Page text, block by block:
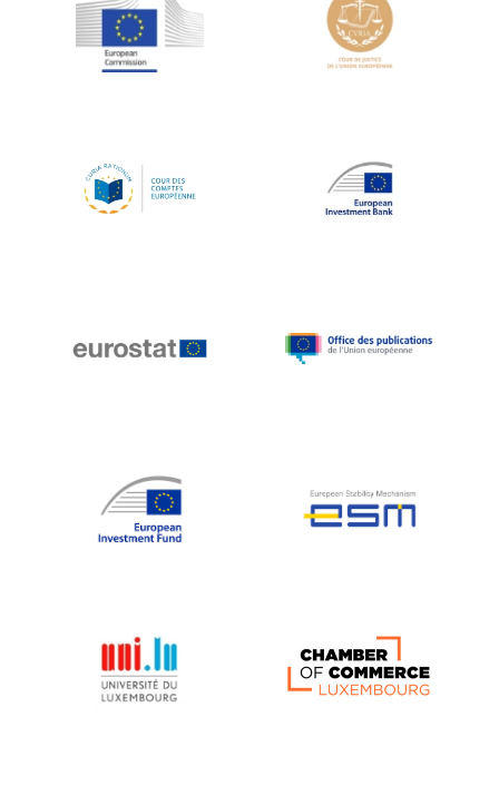
Jean-Louis Schiltz
Jean-Victor Louis
Johnny Åkerholm
Katharien L.C. Hunt
Klaus-Heiner Lehne
Koen LENAERTS
Lars Heikensten
Lucas Papademos
Máire Geoghegan-Quinn